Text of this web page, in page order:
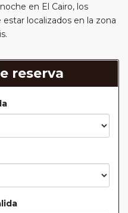
en El Cairo, los
localizados en la zona
reserva